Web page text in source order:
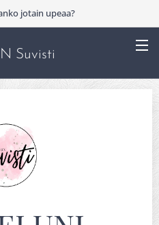
jotain upeaa?
Suvisti